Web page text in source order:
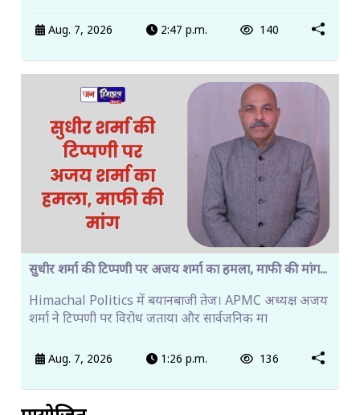
Aug. 7, 2026 2:47 p.m. 140
सुधीर शर्मा की टिप्पणी पर अजय शर्मा का हमला, माफी की मांग...
Himachal Politics में बयानबाजी तेज। APMC अध्यक्ष अजय
शर्मा ने टिप्पणी पर विरोध जताया और सार्वजनिक मा
Aug. 7, 2026 1:26 p.m. 136